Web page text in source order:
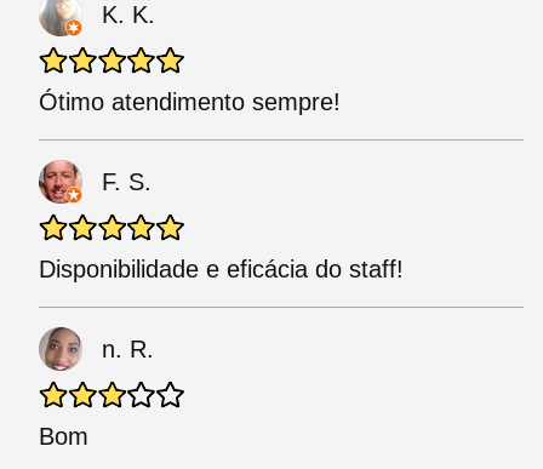
K. K.
Ótimo atendimento sempre!
F. S.
Disponibilidade e eficácia do staff!
n. R.
Bom